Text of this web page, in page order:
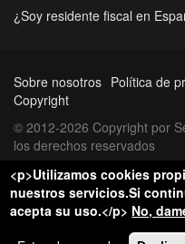
¿Soy residente fiscal en
Sobre nosotros Política de
Copyright
© 2012-2026 Copyright por
los derechos reservados
<p>Utilizamos cookies
nuestros servicios.Si
acepta su uso.</p> No,